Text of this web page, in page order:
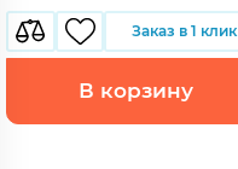
Заказ в 1 клик
В корзину